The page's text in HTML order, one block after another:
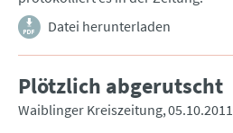
Datei herunterladen
Plötzlich abgerutscht
Waiblinger Kreiszeitung 05.10.2011